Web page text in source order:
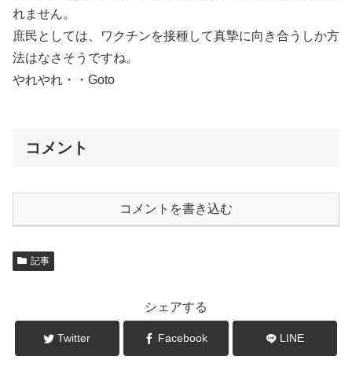
れません。
庶民としては、ワクチンを接種して真摯に向き合うしか方
法はなさそうですね。
やれやれ・・Goto
コメント
コメントを書き込む
記事
シェアする
Twitter Facebook LINE